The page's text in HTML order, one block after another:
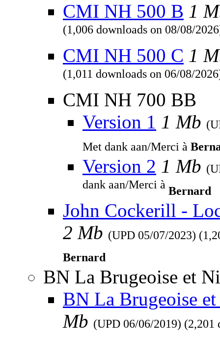
CMI NH 500 B 1
(1,006 downloads on 08/08/
CMI NH 500 C 1
(1,011 downloads on 06/08/
CMI NH 700 BB
Version 1 1 Mb
Met dank aan/Merci à
Version 2 1 Mb
dank aan/Merci à Bernard
John Cockerill -
2 Mb (UPD 05/07/2023)
Bernard
BN La Brugeoise et
BN La Brugeoise
Mb (UPD 06/06/2019) (2,201